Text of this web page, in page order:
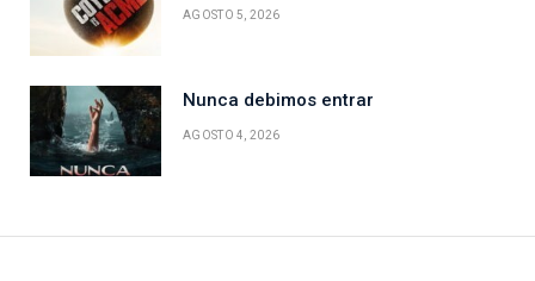
AGOSTO 5, 2026
Nunca debimos entrar
AGOSTO 4, 2026